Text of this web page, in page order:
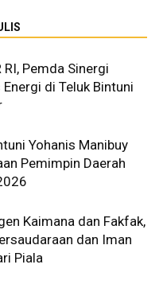
RI, Pemda Sinergi
di Teluk Bintuni
Yohanis Manibuy
Pemimpin Daerah
Kaimana dan Fakfak,
dan Iman
Piala